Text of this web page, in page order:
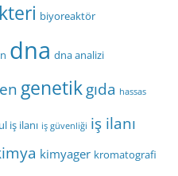
biyoreaktör
dna dna analizi
genetikgıda hassas
iş ilanı iş güvenliği iş ilanı
kimyager kromatografi